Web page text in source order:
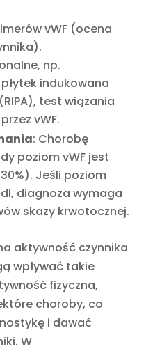
vWF (ocena
np.
indukowana
test wiązania
vWF.
: Chorobę
poziom vWF jest
Jeśli poziom
diagnoza wymaga
skazy krwotocznej.
aktywność czynnika
wpływać takie
fizyczna,
choroby, co
i dawać
W